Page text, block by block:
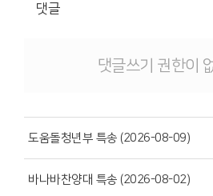
댓글
댓글쓰기 권한이
도움돌청년부 특송 (2026-08-09)
바나바찬양대 특송 (2026-08-02)